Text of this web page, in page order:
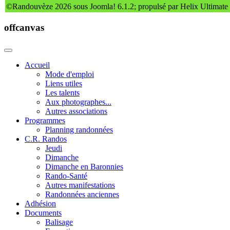
©Randouvèze 2026 sous Joomla! 6.1.2; propulsé par Helix Ultimate
offcanvas
Accueil
Mode d'emploi
Liens utiles
Les talents
Aux photographes...
Autres associations
Programmes
Planning randonnées
C.R. Randos
Jeudi
Dimanche
Dimanche en Baronnies
Rando-Santé
Autres manifestations
Randonnées anciennes
Adhésion
Documents
Balisage